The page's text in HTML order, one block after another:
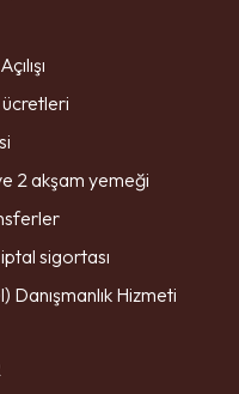
2 akşam yemeği
sigortası
Danışmanlık Hizmeti